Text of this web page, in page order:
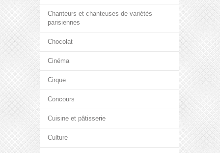
Chanteurs et chanteuses de variétés
parisiennes
Chocolat
Cinéma
Cirque
Concours
Cuisine et pâtisserie
Culture